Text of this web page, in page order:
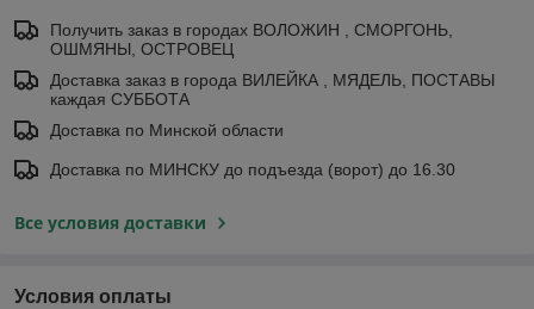
Получить заказ в городах ВОЛОЖИН , СМОРГОНЬ,
ОШМЯНЫ, ОСТРОВЕЦ
Доставка заказ в города ВИЛЕЙКА , МЯДЕЛЬ, ПОСТАВЫ
каждая СУББОТА
Доставка по Минской области
Доставка по МИНСКУ до подъезда (ворот) до 16.30
Все условия доставки
Условия оплаты